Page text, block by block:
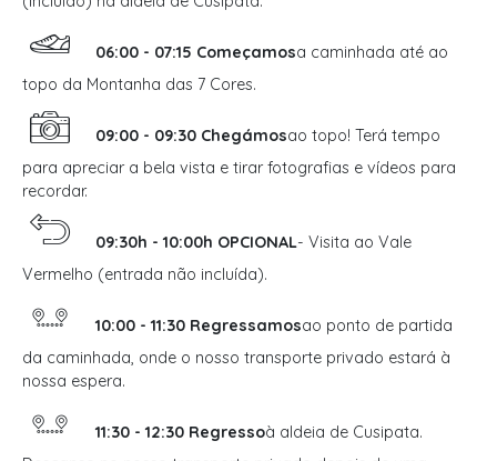
06:00 - 07:15 Começamosa caminhada até ao
topo da Montanha das 7 Cores.
09:00 - 09:30 Chegámosao topo! Terá tempo
para apreciar a bela vista e tirar fotografias e vídeos para
recordar.
09:30h - 10:00h OPCIONAL- Visita ao Vale
Vermelho (entrada não incluída).
10:00 - 11:30 Regressamosao ponto de partida
da caminhada, onde o nosso transporte privado estará à
nossa espera.
11:30 - 12:30 Regressoà aldeia de Cusipata.